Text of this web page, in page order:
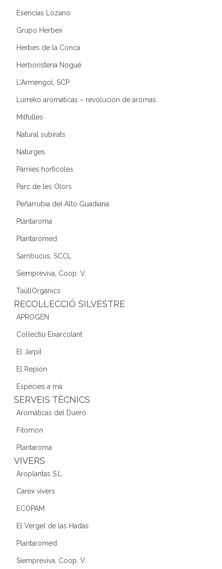
Esencias Lozano
Grupo Herbex
Herbes de la Conca
Herboristeria Nogué
L'Armengol, SCP
Lurreko aromáticas – revolución de aromas
Milfulles
Natural subirats
Naturges
Pàmies hortícoles
Parc de les Olors
Peñarrubia del Alto Guadiana
Plantaroma
Plantaromed
Sambucus, SCCL
Siempreviva, Coop. V.
TaüllOrgànics
RECOL·LECCIÓ SILVESTRE
APROGEN
Col·lectiu Eixarcolant
El Jarpil
El Repión
Espècies a mà
SERVEIS TÈCNICS
Aromáticas del Duero
Fitomon
Plantaroma
VIVERS
Aroplantas S.L.
Carex vivers
ECOPAM
El Vergel de las Hadas
Plantaromed
Siempreviva, Coop. V.